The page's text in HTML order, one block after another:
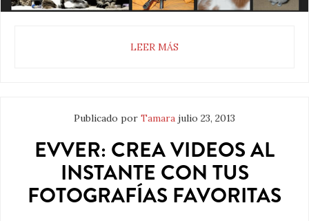
LEER MÁS
Publicado por Tamara julio 23, 2013
EVVER: CREA VIDEOS AL
INSTANTE CON TUS
FOTOGRAFÍAS FAVORITAS